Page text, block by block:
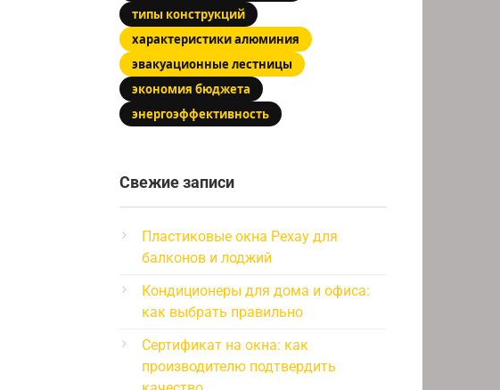
типы конструкций
характеристики алюминия
эвакуационные лестницы
экономия бюджета
энергоэффективность
Свежие записи
Пластиковые окна Рехау для
балконов и лоджий
Кондиционеры для дома и офиса:
как выбрать правильно
Сертификат на окна: как
производителю подтвердить